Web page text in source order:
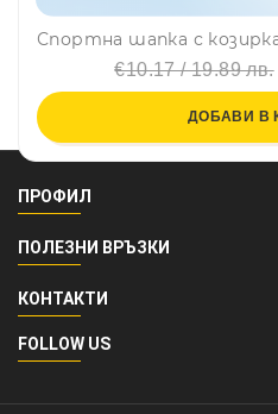
€10.17 / 19.89 лв.
ДОБАВИ В
ПРОФИЛ
ПОЛЕЗНИ ВРЪЗКИ
КОНТАКТИ
FOLLOW US